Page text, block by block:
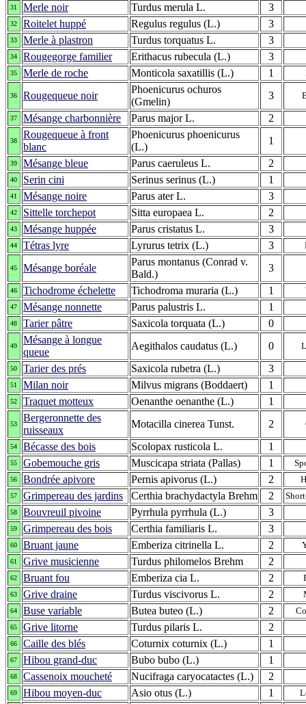
31 Merle noir Turdus merula L. 3
32 Roitelet huppé Regulus regulus (L.) 3
33 Merle à plastron Turdus torquatus L. 3
34 Rougegorge familier Erithacus rubecula (L.) 3
35 Merle de roche Monticola saxatillis (L.) 1
36 Rougequeue noir
Phoenicurus ochuros
(Gmelin)
3
37 Mésange charbonnière Parus major L. 2
38
Rougequeue à front
blanc
Phoenicurus phoenicurus
(L.)
1
39 Mésange bleue Parus caeruleus L. 2
40 Serin cini Serinus serinus (L.) 1
41 Mésange noire Parus ater L. 3
42 Sittelle torchepot Sitta europaea L. 2
43 Mésange huppée Parus cristatus L. 3
44 Tétras lyre Lyrurus tetrix (L.) 3
45 Mésange boréale
Parus montanus (Conrad v.
Bald.)
3
46 Tichodrome échelette Tichodroma muraria (L.) 1
47 Mésange nonnette Parus palustris L. 1
48 Tarier pâtre Saxicola torquata (L.) 0
49
Mésange à longue
queue
Aegithalos caudatus (L.) 0
50 Tarier des prés Saxicola rubetra (L.) 3
51 Milan noir Milvus migrans (Boddaert) 1
52 Traquet motteux Oenanthe oenanthe (L.) 1
53
Bergeronnette des
ruisseaux
Motacilla cinerea Tunst. 2
54 Bécasse des bois Scolopax rusticola L. 1
55 Gobemouche gris Muscicapa striata (Pallas) 1
56 Bondrée apivore Pernis apivorus (L.) 2
57 Grimpereau des jardins Certhia brachydactyla Brehm 2
58 Bouvreuil pivoine Pyrrhula pyrrhula (L.) 3
59 Grimpereau des bois Certhia familiaris L. 3
60 Bruant jaune Emberiza citrinella L. 2
61 Grive musicienne Turdus philomelos Brehm 2
62 Bruant fou Emberiza cia L. 2
63 Grive draine Turdus viscivorus L. 2
64 Buse variable Butea buteo (L.) 2
65 Grive litorne Turdus pilaris L. 2
66 Caille des blés Coturnix coturnix (L.) 1
67 Hibou grand-duc Bubo bubo (L.) 1
68 Cassenoix moucheté Nucifraga caryocatactes (L.) 2
69 Hibou moyen-duc Asio otus (L.) 1